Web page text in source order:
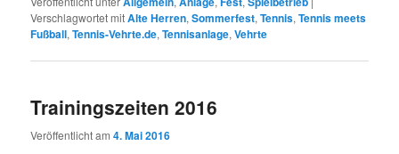
Verschlagwortet mitAlte Herren,Sommerfest,Tennis,Tennis meets
Fußball,Tennis-Vehrte.de,Tennisanlage,Vehrte
Trainingszeiten 2016
Veröffentlicht am4. Mai 2016